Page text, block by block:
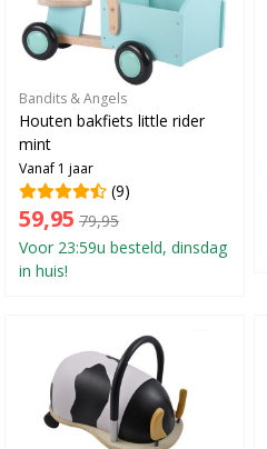
Bandits & Angels
Houten bakfiets little rider
mint
Vanaf 1 jaar
(9)
59,95 79,95
Voor 23:59u besteld, dinsdag
in huis!